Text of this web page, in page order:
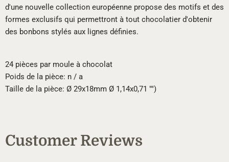
d'une nouvelle collection européenne propose des motifs et des
formes exclusifs qui permettront à tout chocolatier d'obtenir
des bonbons stylés aux lignes définies.
24 pièces par moule à chocolat
Poids de la pièce: n / a
Taille de la pièce: Ø 29x18mm Ø 1,14x0,71 "")
Customer Reviews